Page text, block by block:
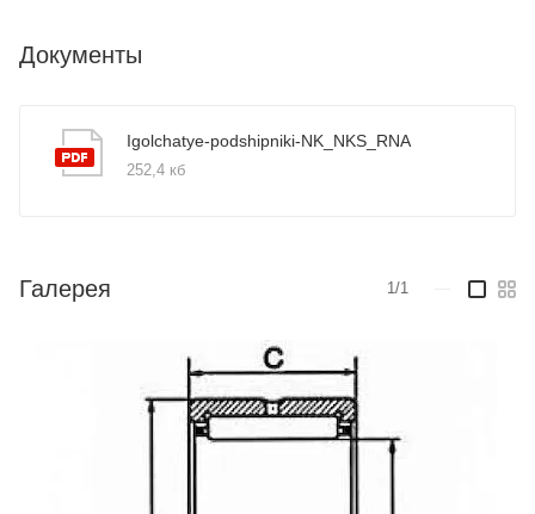
Документы
Igolchatye-podshipniki-NK_NKS_RNA
252,4 кб
Галерея 1/1